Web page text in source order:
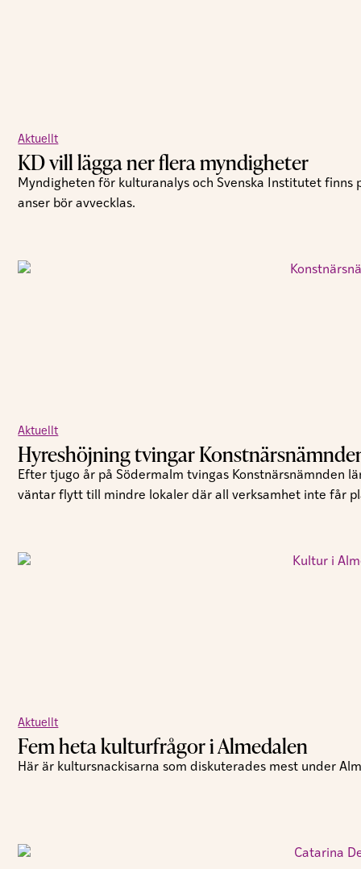
Aktuellt
KD vill lägga ner flera myndigheter
Myndigheten för kulturanalys och Svenska Institutet
anser bör avvecklas.
Aktuellt
Hyreshöjning tvingar
Efter tjugo år på Södermalm tvingas Konstnärsnämnden
väntar flytt till mindre lokaler där all verksamhet inte får
Aktuellt
Fem heta kulturfrågor i Almedalen
Här är kultursnackisarna som diskuterades mest under